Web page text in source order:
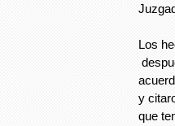
Los
y
que